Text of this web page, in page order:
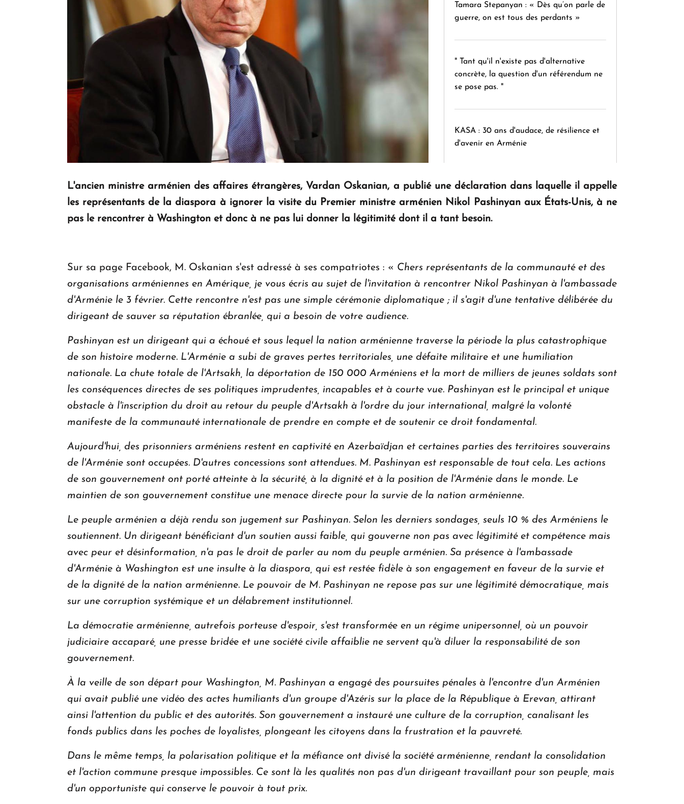
Tamara Stepanyan : « Dès qu’on parle de
guerre, on est tous des perdants »
" Tant qu'il n'existe pas d'alternative
concrète, la question d'un référendum ne
se pose pas. "
KASA : 30 ans d'audace, de résilience et
d'avenir en Arménie
Le premier hôtel Hyatt Regency
d'Arménie ouvrira ses portes à Dilijan
L'ancien ministre arménien des affaires étrangères, Vardan Oskanian, a publié une déclaration dans laquelle il appelle
les représentants de la diaspora à ignorer la visite du Premier ministre arménien Nikol Pashinyan aux États-Unis, à ne
pas le rencontrer à Washington et donc à ne pas lui donner la légitimité dont il a tant besoin.
Sur sa page Facebook, M. Oskanian s'est adressé à ses compatriotes : « Chers représentants de la communauté et des
organisations arméniennes en Amérique, je vous écris au sujet de l'invitation à rencontrer Nikol Pashinyan à l'ambassade
d'Arménie le 3 février. Cette rencontre n'est pas une simple cérémonie diplomatique ; il s'agit d'une tentative délibérée du
dirigeant de sauver sa réputation ébranlée, qui a besoin de votre audience.
Pashinyan est un dirigeant qui a échoué et sous lequel la nation arménienne traverse la période la plus catastrophique
de son histoire moderne. L'Arménie a subi de graves pertes territoriales, une défaite militaire et une humiliation
nationale. La chute totale de l'Artsakh, la déportation de 150 000 Arméniens et la mort de milliers de jeunes soldats sont
les conséquences directes de ses politiques imprudentes, incapables et à courte vue. Pashinyan est le principal et unique
obstacle à l'inscription du droit au retour du peuple d'Artsakh à l'ordre du jour international, malgré la volonté
manifeste de la communauté internationale de prendre en compte et de soutenir ce droit fondamental.
Aujourd'hui, des prisonniers arméniens restent en captivité en Azerbaïdjan et certaines parties des territoires souverains
de l'Arménie sont occupées. D'autres concessions sont attendues. M. Pashinyan est responsable de tout cela. Les actions
de son gouvernement ont porté atteinte à la sécurité, à la dignité et à la position de l'Arménie dans le monde. Le
maintien de son gouvernement constitue une menace directe pour la survie de la nation arménienne.
Le peuple arménien a déjà rendu son jugement sur Pashinyan. Selon les derniers sondages, seuls 10 % des Arméniens le
soutiennent. Un dirigeant bénéficiant d'un soutien aussi faible, qui gouverne non pas avec légitimité et compétence mais
avec peur et désinformation, n'a pas le droit de parler au nom du peuple arménien. Sa présence à l'ambassade
d'Arménie à Washington est une insulte à la diaspora, qui est restée fidèle à son engagement en faveur de la survie et
de la dignité de la nation arménienne. Le pouvoir de M. Pashinyan ne repose pas sur une légitimité démocratique, mais
sur une corruption systémique et un délabrement institutionnel.
La démocratie arménienne, autrefois porteuse d'espoir, s'est transformée en un régime unipersonnel, où un pouvoir
judiciaire accaparé, une presse bridée et une société civile affaiblie ne servent qu'à diluer la responsabilité de son
gouvernement.
À la veille de son départ pour Washington, M. Pashinyan a engagé des poursuites pénales à l'encontre d'un Arménien
qui avait publié une vidéo des actes humiliants d'un groupe d'Azéris sur la place de la République à Erevan, attirant
ainsi l'attention du public et des autorités. Son gouvernement a instauré une culture de la corruption, canalisant les
fonds publics dans les poches de loyalistes, plongeant les citoyens dans la frustration et la pauvreté.
Dans le même temps, la polarisation politique et la méfiance ont divisé la société arménienne, rendant la consolidation
et l'action commune presque impossibles. Ce sont là les qualités non pas d'un dirigeant travaillant pour son peuple, mais
d'un opportuniste qui conserve le pouvoir à tout prix.